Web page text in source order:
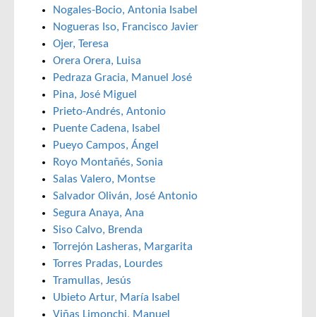
Nogales-Bocio, Antonia Isabel
Nogueras Iso, Francisco Javier
Ojer, Teresa
Orera Orera, Luisa
Pedraza Gracia, Manuel José
Pina, José Miguel
Prieto-Andrés, Antonio
Puente Cadena, Isabel
Pueyo Campos, Ángel
Royo Montañés, Sonia
Salas Valero, Montse
Salvador Oliván, José Antonio
Segura Anaya, Ana
Siso Calvo, Brenda
Torrejón Lasheras, Margarita
Torres Pradas, Lourdes
Tramullas, Jesús
Ubieto Artur, María Isabel
Viñas Limonchi, Manuel